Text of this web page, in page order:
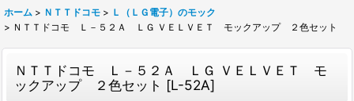
ホーム > ＮＴＴドコモ > Ｌ（ＬＧ電子）のモック
> ＮＴＴドコモ Ｌ－５２Ａ ＬＧ ＶＥＬＶＥＴ モックアップ ２色セット
ＮＴＴドコモ Ｌ－５２Ａ ＬＧ ＶＥＬＶＥＴ モ
ックアップ ２色セット [L-52A]